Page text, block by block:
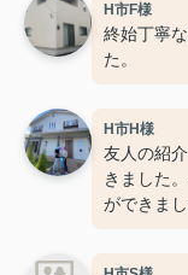
H市F様
終始丁寧
た。
H市H様
友人の紹
きました
ができまし